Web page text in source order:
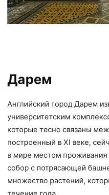
Дарем
Английский город Дарем
университетским
которые тесно связаны
построенный в XI веке,
в мире местом проживания
собор с потрясающей
множество растений,